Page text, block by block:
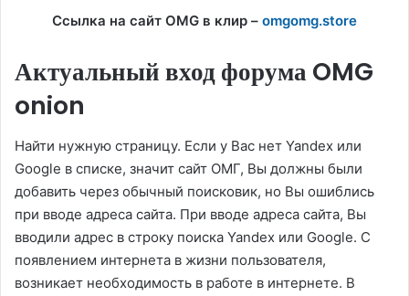
Ссылка на сайт OMG в клир – omgomg.store
Актуальный вход форума OMG
onion
Найти нужную страницу. Если у Вас нет Yandex или
Google в списке, значит сайт ОМГ, Вы должны были
добавить через обычный поисковик, но Вы ошиблись
при вводе адреса сайта. При вводе адреса сайта, Вы
вводили адрес в строку поиска Yandex или Google. С
появлением интернета в жизни пользователя,
возникает необходимость в работе в интернете. В